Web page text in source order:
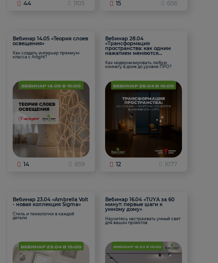
44 1105 15 656
Вебинар 14.05 «Теория слоев
освещения»
Как создать интерьер премиум-
класса с Arlight?
14 659
Вебинар 28.04
«Трансформация
пространства: как одним
нажатием меняются
Как модернизировать любую
комнату в доме до уровня ПРО?
12 1077
Вебинар 23.04 «Ambrella Volt
- новая коллекция Sigma»
Стиль и технологии в каждой
детали
Вебинар 16.04 «TUYA за 60
минут: первые шаги к
умному дому»
Научитесь настраивать умный свет
для ваших проектов